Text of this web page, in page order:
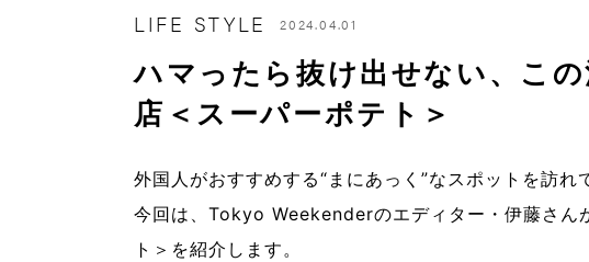
LIFE STYLE 2024.04.01
ハマったら抜け出せない、こ
店＜スーパーポテト＞
外国人がおすすめする“まにあっく”なスポットを訪れ
今回は、Tokyo Weekenderのエディター・ 伊藤さん
ト ＞を紹介します。